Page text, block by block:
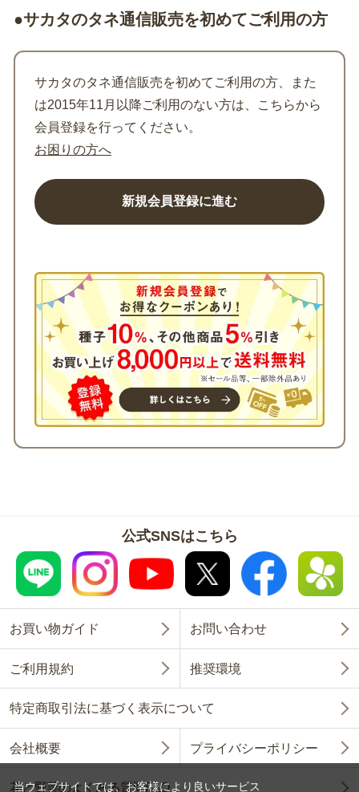
●サカタのタネ通信販売を初めてご利用の方
サカタのタネ通信販売を初めてご利用の方、また
は2015年11月以降ご利用のない方は、こちらから
会員登録を行ってください。
お困りの方へ
公式SNSはこちら
お買い物ガイド お問い合わせ
ご利用規約 推奨環境
特定商取引法に基づく表示について
会社概要 プライバシーポリシー
花と野菜のよくある質問FAQ
当ウェブサイトでは、お客様により良いサービス